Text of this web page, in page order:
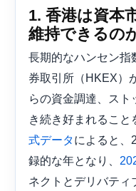
1. 香港は資本
維持できるの
長期的なハンセン指
券取引所（HKEX）
らの資金調達、スト
き続き好まれるこ
式データによると、
録的な年となり、
ネクトとデリバティ